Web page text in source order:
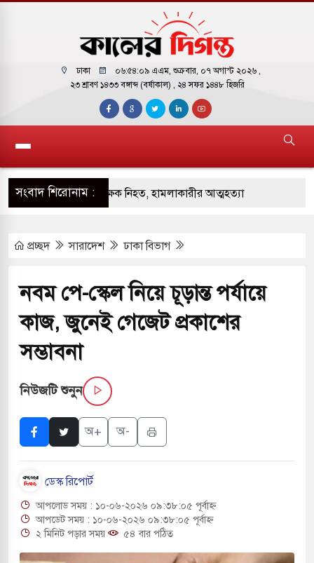
ঢাকা ০৬:৫৪:১০ এএম, শুক্রবার, ০৭ অগাস্ট ২০২৬ ,
২৩ শ্রাবণ ১৪৩৩ বঙ্গাব্দ (বর্ষাকাল) , ২৪ সফর ১৪৪৮ হিজরি
সংবাদ শিরোনাম :
বন্দুকধারীর গুলিতে শিক্ষক নিহত, হামলাকারীর আত্মহত্যা
বিমানবন্দরের নিরাপত্তা তল্লাশিতে ছাড় দেওয়া হবে না:
দক্ষিণ কোরিয়ার বন্দি ২৫ শতাংশ বেড়েছে
থাকুক বা না থাকুক, ইরানে একক সামরিক পদক্ষেপের
জুমার বয়ান ও নামাজ পড়াবেন দেওবন্দের
ছাড়লেন জনপ্রিয় ভারতীয় সাংবাদিক ময়ূখ রঞ্জন
অ্যারেস্ট আবেদন, বরগুনার এসআইয়ের বিরুদ্ধে
প্রচ্ছদ সারাদেশ ঢাকা বিভাগ
নবম পে-স্কেল নিয়ে চূড়ান্ত পর্যায়ে
কাজ, জুনেই গেজেট প্রকাশের
সম্ভাবনা
নিউজটি শুনুন
অ+ অ-
ডেস্ক রিপোর্ট
আপলোড সময় : ১০-০৬-২০২৬ ০৯:৩৮:০৫ পূর্বাহ্ন
আপডেট সময় : ১০-০৬-২০২৬ ০৯:৩৮:০৫ পূর্বাহ্ন
২ মিনিট পড়ার সময়
৫৪ বার পঠিত